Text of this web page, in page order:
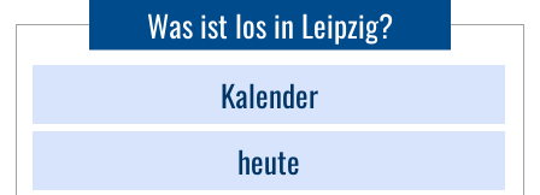
Was ist los in Leipzig?
Kalender
heute